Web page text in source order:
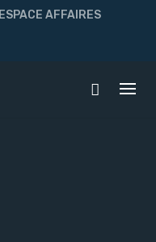
ESPACE AFFAIRES